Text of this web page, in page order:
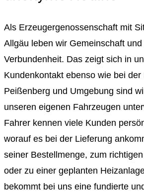
Als Erzeugergenossenschaft mit
Allgäu leben wir Gemeinschaft
Verbundenheit. Das zeigt sich in
Kundenkontakt ebenso wie bei
Peißenberg und Umgebung sind
unseren eigenen Fahrzeugen
Fahrer kennen viele Kunden
worauf es bei der Lieferung
seiner Bestellmenge, zum
oder zu einer geplanten
bekommt bei uns eine fundierte